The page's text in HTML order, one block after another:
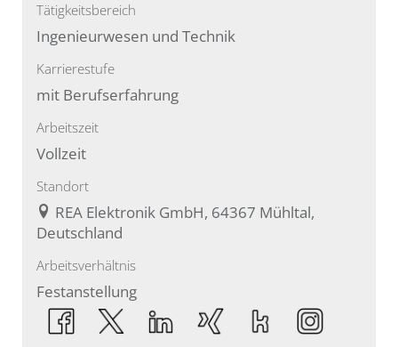
Tätigkeitsbereich
Ingenieurwesen und Technik
Karrierestufe
mit Berufserfahrung
Arbeitszeit
Vollzeit
Standort
REA Elektronik GmbH, 64367 Mühltal,
Deutschland
Arbeitsverhältnis
Festanstellung